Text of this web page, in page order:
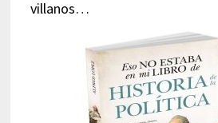
villanos…